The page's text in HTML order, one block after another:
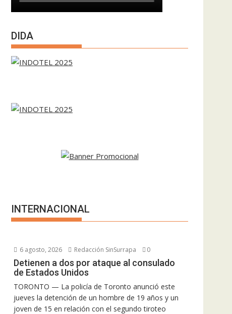
DIDA
INTERNACIONAL
6 agosto, 2026 Redacción SinSurrapa 0
Detienen a dos por ataque al consulado
de Estados Unidos
TORONTO — La policía de Toronto anunció este
jueves la detención de un hombre de 19 años y un
joven de 15 en relación con el segundo tiroteo